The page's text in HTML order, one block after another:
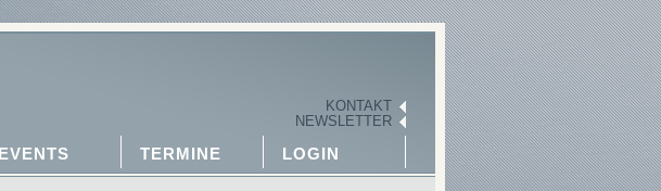
KONTAKT
NEWSLETTER
EVENTS TERMINE LOGIN